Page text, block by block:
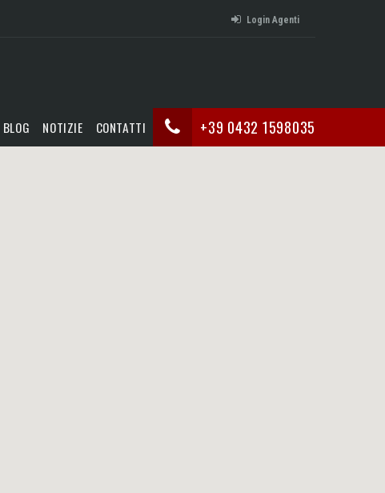
Login Agenti
+39 0432 1598035
BLOG NOTIZIE CONTATTI